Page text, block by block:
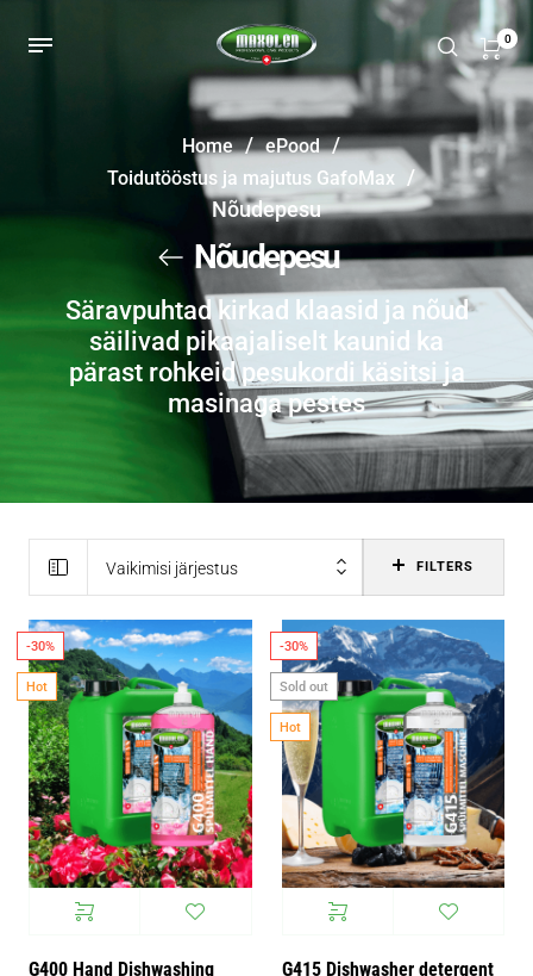
0
Home / ePood /
Toidutööstus ja majutus GafoMax
/
Nõudepesu
Nõudepesu
Säravpuhtad kirkad klaasid ja nõud
säilivad pikaajaliselt kaunid ka
pärast rohkeid pesukordi käsitsi ja
masinaga pestes
Vaikimisi järjestus FILTERS
-30%
Hot
G400 Hand Dishwashing
-30%
Sold out
Hot
G415 Dishwasher detergent